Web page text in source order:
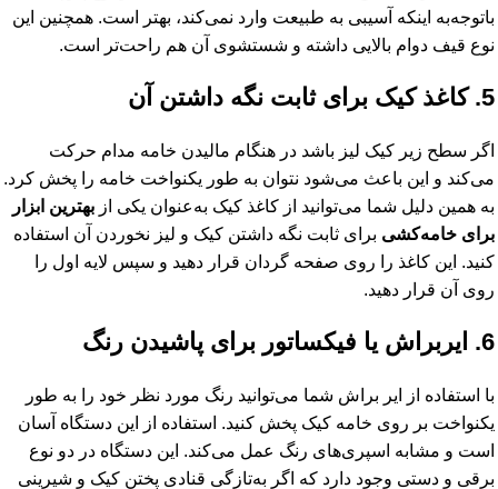
باتوجه‌به اینکه آسیبی به طبیعت وارد نمی‌کند، بهتر است. همچنین این
نوع قیف دوام بالایی داشته و شستشوی آن هم راحت‌تر است.
5. کاغذ کیک برای ثابت نگه داشتن آن
اگر سطح زیر کیک لیز باشد در هنگام مالیدن خامه مدام حرکت
می‌کند و این باعث می‌شود نتوان به طور یکنواخت خامه را پخش کرد.
به همین دلیل شما می‌توانید از کاغذ کیک به‌عنوان یکی از بهترین ابزار
برای خامه‌کشی برای ثابت نگه داشتن کیک و لیز نخوردن آن استفاده
کنید. این کاغذ را روی صفحه گردان قرار دهید و سپس لایه اول را
روی آن قرار دهید.
6. ایربراش یا فیکساتور برای پاشیدن رنگ
با استفاده از ایر براش شما می‌توانید رنگ مورد نظر خود را به طور
یکنواخت بر روی خامه کیک پخش کنید. استفاده از این دستگاه آسان
است و مشابه اسپری‌های رنگ عمل می‌کند. این دستگاه در دو نوع
برقی و دستی وجود دارد که اگر به‌تازگی قنادی پختن کیک و شیرینی